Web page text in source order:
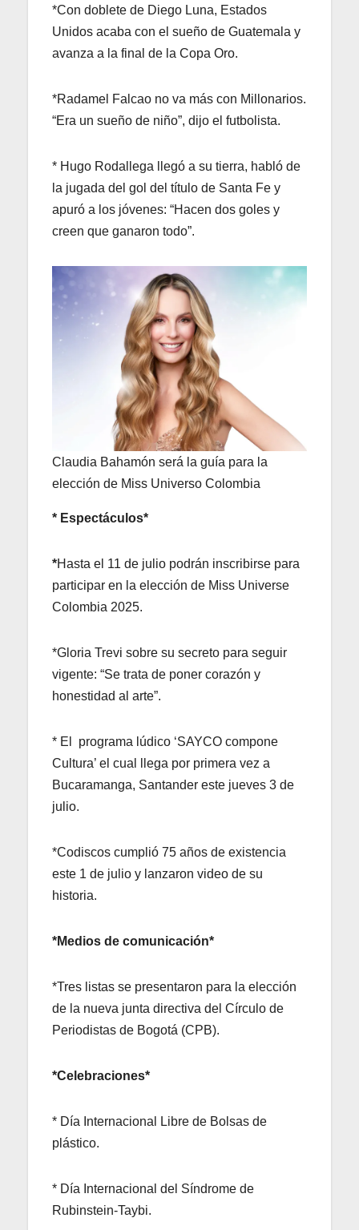
*Con doblete de Diego Luna, Estados
Unidos acaba con el sueño de Guatemala y
avanza a la final de la Copa Oro.
*Radamel Falcao no va más con Millonarios.
“Era un sueño de niño”, dijo el futbolista.
* Hugo Rodallega llegó a su tierra, habló de
la jugada del gol del título de Santa Fe y
apuró a los jóvenes: “Hacen dos goles y
creen que ganaron todo”.
Claudia Bahamón será la guía para la
elección de Miss Universo Colombia
* Espectáculos*
*Hasta el 11 de julio podrán inscribirse para
participar en la elección de Miss Universe
Colombia 2025.
*Gloria Trevi sobre su secreto para seguir
vigente: “Se trata de poner corazón y
honestidad al arte”.
* El programa lúdico ‘SAYCO compone
Cultura’ el cual llega por primera vez a
Bucaramanga, Santander este jueves 3 de
julio.
*Codiscos cumplió 75 años de existencia
este 1 de julio y lanzaron video de su
historia.
*Medios de comunicación*
*Tres listas se presentaron para la elección
de la nueva junta directiva del Círculo de
Periodistas de Bogotá (CPB).
*Celebraciones*
* Día Internacional Libre de Bolsas de
plástico.
* Día Internacional del Síndrome de
Rubinstein-Taybi.